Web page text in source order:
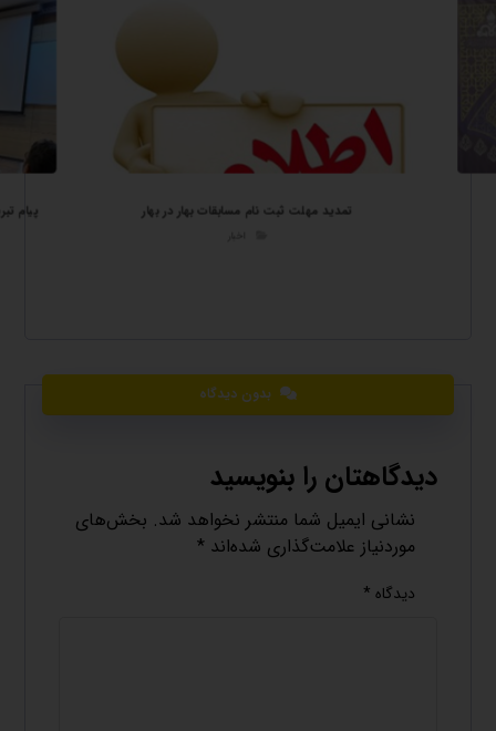
تمدید مهلت ثبت نام مسابقات بهار در بهار پیام
بدون دیدگاه
دیدگاهتان را بنویسید
نشانی ایمیل شما منتشر نخواهد شد. بخش‌های
موردنیاز علامت‌گذاری شده‌اند*
دیدگاه *